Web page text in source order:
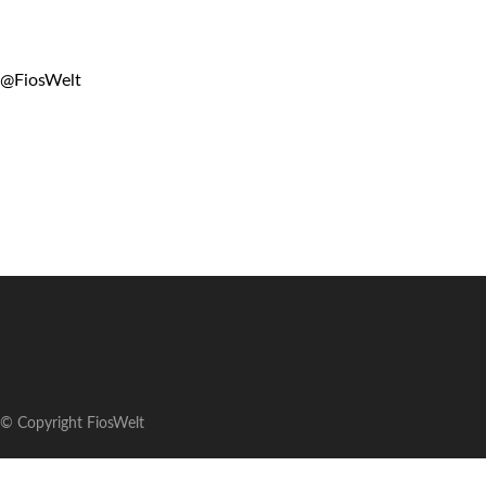
@FiosWelt
© Copyright FiosWelt